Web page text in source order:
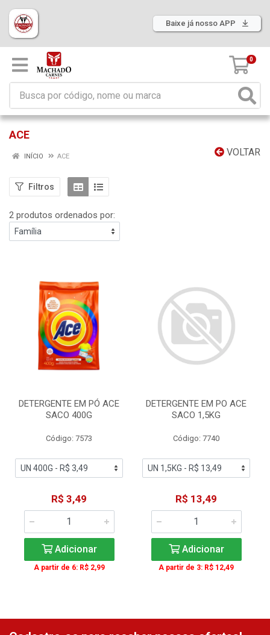
Baixe já nosso APP
0
ACE
VOLTAR
INÍCIO ACE
Filtros
2 produtos ordenados por:
DETERGENTE EM PÓ ACE
SACO 400G
Código: 7573
R$ 3,49
Adicionar
A partir de 6: R$ 2,99
DETERGENTE EM PO ACE
SACO 1,5KG
Código: 7740
R$ 13,49
Adicionar
A partir de 3: R$ 12,49